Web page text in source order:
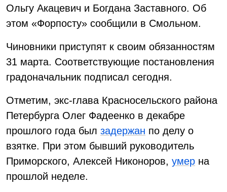
Ольгу Акацевич и Богдана Заставного. Об
этом «Форпосту» сообщили в Смольном.
Чиновники приступят к своим обязанностям
31 марта. Соответствующие постановления
градоначальник подписал сегодня.
Отметим, экс-глава Красносельского района
Петербурга Олег Фадеенко в декабре
прошлого года был задержан по делу о
взятке. При этом бывший руководитель
Приморского, Алексей Никоноров, умер на
прошлой неделе.